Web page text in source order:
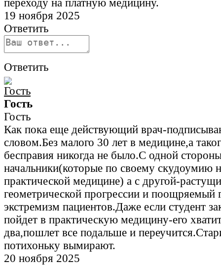
переходу на платную медицину.
19 ноября 2025
Ответить
Ответить
Гость
Гость
Как пока еще действующий врач-
словом.Без малого 30 лет в медицине,а
бесправия никогда не было.С одной
начальники(которые по своему скудоумию
практической медицине) а с другой-
геометрической прогрессии и поощряемый
экстремизм пациентов.Даже если студент
пойдет в практическую медицину-его
два,пошлет все подальше и
потихоньку вымирают.
20 ноября 2025